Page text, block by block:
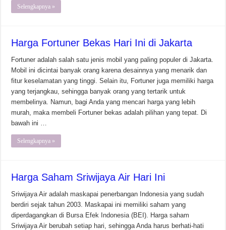
Selengkapnya »
Harga Fortuner Bekas Hari Ini di Jakarta
Fortuner adalah salah satu jenis mobil yang paling populer di Jakarta.
Mobil ini dicintai banyak orang karena desainnya yang menarik dan
fitur keselamatan yang tinggi. Selain itu, Fortuner juga memiliki harga
yang terjangkau, sehingga banyak orang yang tertarik untuk
membelinya. Namun, bagi Anda yang mencari harga yang lebih
murah, maka membeli Fortuner bekas adalah pilihan yang tepat. Di
bawah ini …
Selengkapnya »
Harga Saham Sriwijaya Air Hari Ini
Sriwijaya Air adalah maskapai penerbangan Indonesia yang sudah
berdiri sejak tahun 2003. Maskapai ini memiliki saham yang
diperdagangkan di Bursa Efek Indonesia (BEI). Harga saham
Sriwijaya Air berubah setiap hari, sehingga Anda harus berhati-hati